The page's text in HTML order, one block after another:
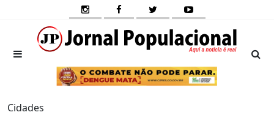
Cidades